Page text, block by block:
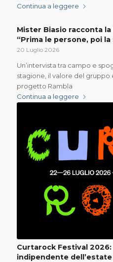
Continua a leggere
Mister Biasio racconta la
“Prima le persone, poi la
20 Luglio 2026
Un’intervista tra campo e
stagione, il valore del
progetto Rambla
Continua a leggere
Curtarock Festival
indipendente